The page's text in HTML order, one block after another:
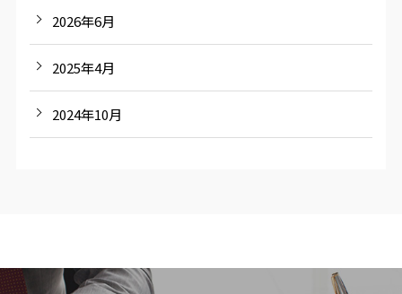
2026年6月
2025年4月
2024年10月